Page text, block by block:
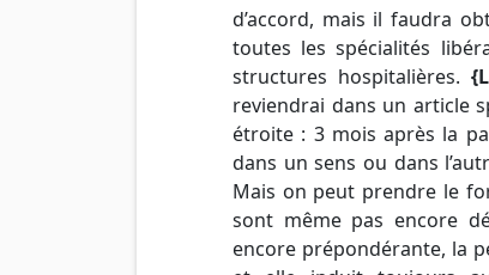
d’accord, mais il faudra
toutes les spécialités
structures hospitalières.
reviendrai dans un article
étroite : 3 mois après la
dans un sens ou dans
Mais on peut prendre le
sont même pas encore
encore prépondérante, la